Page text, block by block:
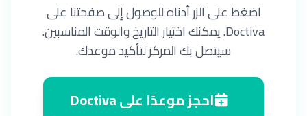
اضغط على الزر أدناه للوصول إلى صفحتنا على
Doctiva. يمكنك اختيار التاريخ والوقت المناسبين.
سيتصل بك المركز لتأكيد موعدك.
احجز موعدًا على Doctiva